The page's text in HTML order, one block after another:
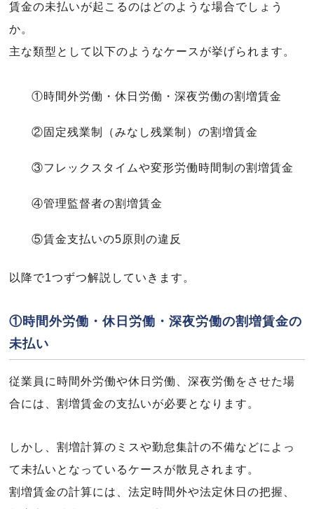
賃金の未払いが起こるのはどのような場合でしょう
か。
主な類型として以下のようなケースが挙げられます。
①時間外労働・休日労働・深夜労働の割増賃金
②固定残業制（みなし残業制）の割増賃金
③フレックスタイムや変形労働時間制の割増賃金
④管理監督者の割増賃金
⑤賃金支払いの5原則の違反
以降で1つずつ解説していきます。
①時間外労働・休日労働・深夜労働の割増賃金の
未払い
従業員に時間外労働や休日労働、深夜労働をさせた場
合には、割増賃金の支払いが必要となります。
しかし、割増計算のミスや勤怠集計の不備などによっ
て未払いとなっているケースが散見されます。
割増賃金の計算には、法定時間外や法定休日の把握、